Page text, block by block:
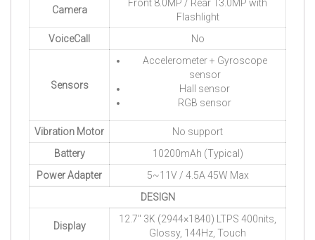
Camera
Front 8.0MP / Rear 13.0MP with
Flashlight
VoiceCall
No
Sensors
Accelerometer + Gyroscope
sensor
Hall sensor
RGB sensor
Vibration Motor
No support
Battery
10200mAh (Typical)
Power Adapter
5~11V / 4.5A 45W Max
DESIGN
Display
12.7″ 3K (2944×1840) LTPS 400nits,
Glossy, 144Hz, Touch